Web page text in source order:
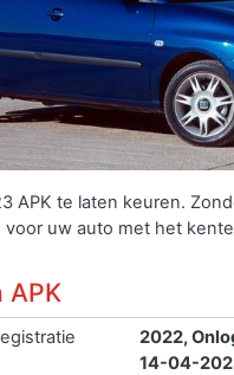
te laten keuren.
uw auto met het
APK
2022,
14-04-